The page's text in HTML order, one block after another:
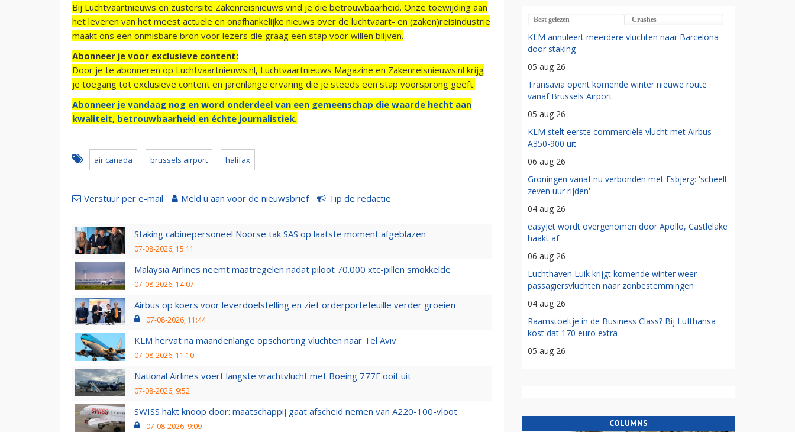
Bij Luchtvaartnieuws en zustersite Zakenreisnieuws vind je die betrouwbaarheid. Onze toewijding aan
het leveren van het meest actuele en onafhankelijke nieuws over de luchtvaart- en (zaken)reisindustrie
maakt ons een onmisbare bron voor lezers die graag een stap voor willen blijven.
Abonneer je voor exclusieve content:
Door je te abonneren op Luchtvaartnieuws.nl, Luchtvaartnieuws Magazine en Zakenreisnieuws.nl krijg
je toegang tot exclusieve content en jarenlange ervaring die je steeds een stap voorsprong geeft.
Abonneer je vandaag nog en word onderdeel van een gemeenschap die waarde hecht aan
kwaliteit, betrouwbaarheid en échte journalistiek.
air canada brussels airport halifax
Verstuur per e-mail Meld u aan voor de nieuwsbrief Tip de redactie
Staking cabinepersoneel Noorse tak SAS op laatste moment afgeblazen
07-08-2026, 15:11
Malaysia Airlines neemt maatregelen nadat piloot 70.000 xtc-pillen smokkelde
07-08-2026, 14:07
Airbus op koers voor leverdoelstelling en ziet orderportefeuille verder groeien
07-08-2026, 11:44
KLM hervat na maandenlange opschorting vluchten naar Tel Aviv
07-08-2026, 11:10
National Airlines voert langste vrachtvlucht met Boeing 777F ooit uit
07-08-2026, 9:52
SWISS hakt knoop door: maatschappij gaat afscheid nemen van A220-100-vloot
07-08-2026, 9:09
Best gelezen Crashes
KLM annuleert meerdere vluchten naar Barcelona
door staking
05 aug 26
Transavia opent komende winter nieuwe route
vanaf Brussels Airport
05 aug 26
KLM stelt eerste commerciële vlucht met Airbus
A350-900 uit
06 aug 26
Groningen vanaf nu verbonden met Esbjerg: 'scheelt
zeven uur rijden'
04 aug 26
easyJet wordt overgenomen door Apollo, Castlelake
haakt af
06 aug 26
Luchthaven Luik krijgt komende winter weer
passagiersvluchten naar zonbestemmingen
04 aug 26
Raamstoeltje in de Business Class? Bij Lufthansa
kost dat 170 euro extra
05 aug 26
COLUMNS